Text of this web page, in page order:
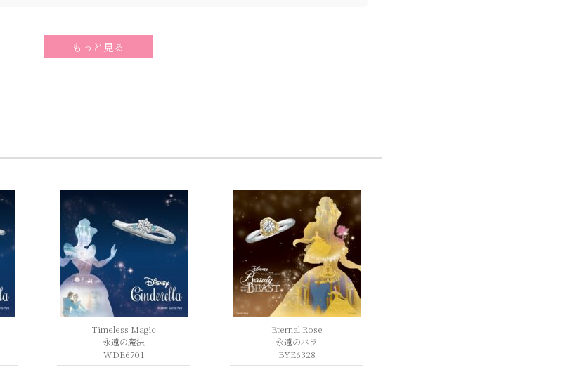
もっと見る
Timeless Magic
永遠の魔法
WDE6701
Eternal Rose
永遠のバラ
BYE6328